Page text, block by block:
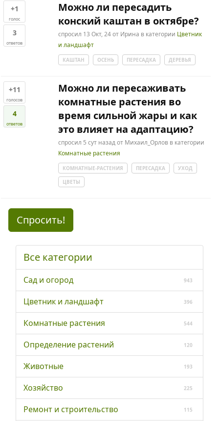
+1
голос
3
ответов
Можно ли пересадить
конский каштан в октябре?
спросил 13 Окт, 24 от Ирина в категории Цветник
и ландшафт
КАШТАН ОСЕНЬ ПЕРЕСАДКА ДЕРЕВЬЯ
+11
голосов
4
ответов
Можно ли пересаживать
комнатные растения во
время сильной жары и как
это влияет на адаптацию?
спросил 5 сутназад от Михаил_Орлов в категории
Комнатные растения
КОМНАТНЫЕ-РАСТЕНИЯ ПЕРЕСАДКА
УХОД
ЦВЕТЫ
Спросить!
Все категории
Сад и огород 943
Цветник и ландшафт 396
Комнатные растения 544
Определение растений 120
Животные 193
Хозяйство 225
Ремонт и строительство 115